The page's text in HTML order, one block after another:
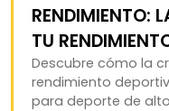
RENDIMIENTO:
TU
Descubre cómo la
rendimiento
para deporte de